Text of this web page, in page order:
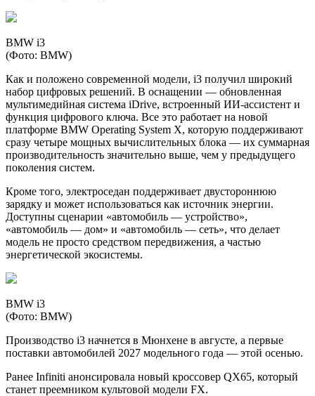
BMW i3
(Фото: BMW)
Как и положено современной модели, i3 получил широкий
набор цифровых решений. В оснащении — обновленная
мультимедийная система iDrive, встроенный ИИ-ассистент и
функция цифрового ключа. Все это работает на новой
платформе BMW Operating System X, которую поддерживают
сразу четыре мощных вычислительных блока — их суммарная
производительность значительно выше, чем у предыдущего
поколения систем.
Кроме того, электроседан поддерживает двустороннюю
зарядку и может использоваться как источник энергии.
Доступны сценарии «автомобиль — устройство»,
«автомобиль — дом» и «автомобиль — сеть», что делает
модель не просто средством передвижения, а частью
энергетической экосистемы.
BMW i3
(Фото: BMW)
Производство i3 начнется в Мюнхене в августе, а первые
поставки автомобилей 2027 модельного года — этой осенью.
Ранее Infiniti анонсировала новый кроссовер QX65, который
станет преемником культовой модели FX.